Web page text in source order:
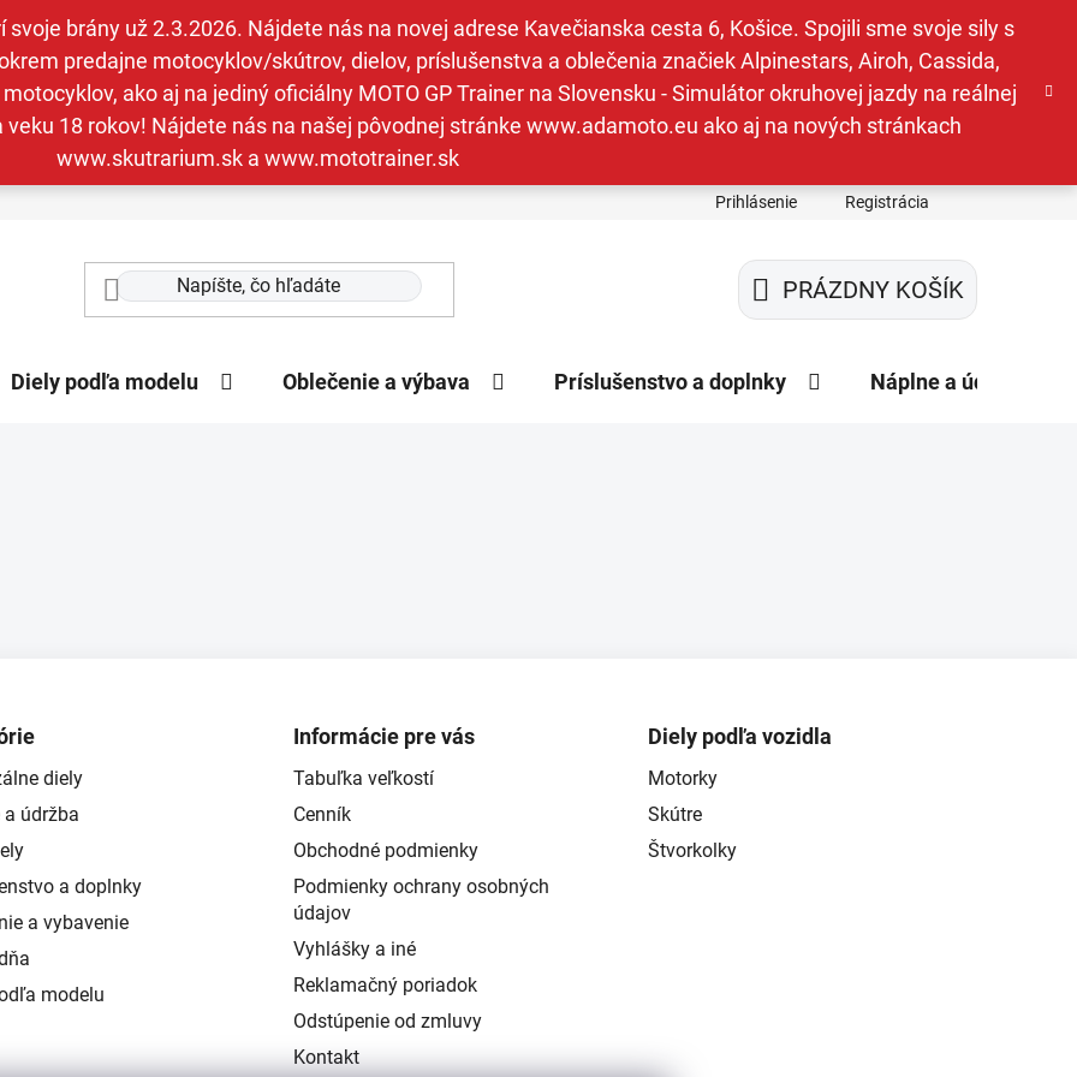
brány už 2.3.2026. Nájdete nás na novej adrese Kavečianska cesta 6, Košice. Spojili sme svoje sily s
predajne motocyklov/skútrov, dielov, príslušenstva a oblečenia značiek Alpinestars, Airoh, Cassida,
ako aj na jediný oficiálny MOTO GP Trainer na Slovensku - Simulátor okruhovej jazdy na reálnej
18 rokov! Nájdete nás na našej pôvodnej stránke www.adamoto.eu ako aj na nových stránkach
www.skutrarium.sk a www.mototrainer.sk
Prihlásenie Registrácia
NÁKUPNÝ
KOŠÍK
PRÁZDNY KOŠÍK
Diely podľa modelu Oblečenie a výbava Príslušenstvo a doplnky Náplne a údržba
diely
a údržba
a doplnky
a vybavenie
modelu
Informácie pre vás
Tabuľka veľkostí
Cenník
Obchodné podmienky
Podmienky ochrany osobných
údajov
Vyhlášky a iné
Reklamačný poriadok
Odstúpenie od zmluvy
Kontakt
Diely podľa vozidla
Motorky
Skútre
Štvorkolky